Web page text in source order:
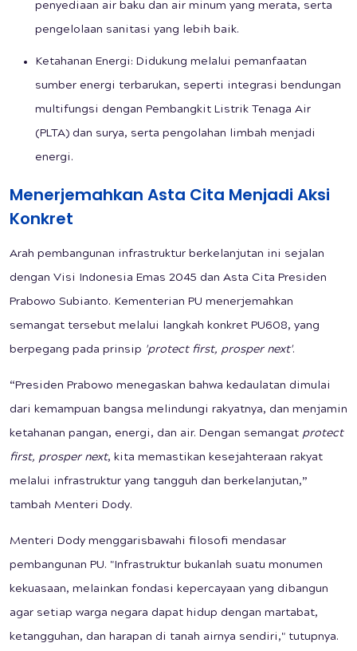
penyediaan air baku dan air minum yang merata, serta
pengelolaan sanitasi yang lebih baik.
Ketahanan Energi: Didukung melalui pemanfaatan
sumber energi terbarukan, seperti integrasi bendungan
multifungsi dengan Pembangkit Listrik Tenaga Air
(PLTA) dan surya, serta pengolahan limbah menjadi
energi.
Menerjemahkan Asta Cita Menjadi Aksi
Konkret
Arah pembangunan infrastruktur berkelanjutan ini sejalan
dengan Visi Indonesia Emas 2045 dan Asta Cita Presiden
Prabowo Subianto. Kementerian PU menerjemahkan
semangat tersebut melalui langkah konkret PU608, yang
berpegang pada prinsip 'protect first, prosper next'.
“Presiden Prabowo menegaskan bahwa kedaulatan dimulai
dari kemampuan bangsa melindungi rakyatnya, dan menjamin
ketahanan pangan, energi, dan air. Dengan semangat protect
first, prosper next, kita memastikan kesejahteraan rakyat
melalui infrastruktur yang tangguh dan berkelanjutan,”
tambah Menteri Dody.
Menteri Dody menggarisbawahi filosofi mendasar
pembangunan PU. "Infrastruktur bukanlah suatu monumen
kekuasaan, melainkan fondasi kepercayaan yang dibangun
agar setiap warga negara dapat hidup dengan martabat,
ketangguhan, dan harapan di tanah airnya sendiri," tutupnya.